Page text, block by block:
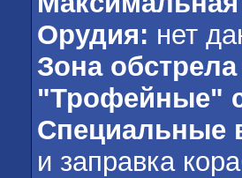
Орудия: нет
Зона
"Трофейные"
Специальные
и заправка